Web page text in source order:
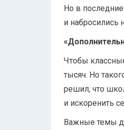
Но в
и набросились
Чтобы
тысяч. Но
решил, что
и искоренить
Важные темы